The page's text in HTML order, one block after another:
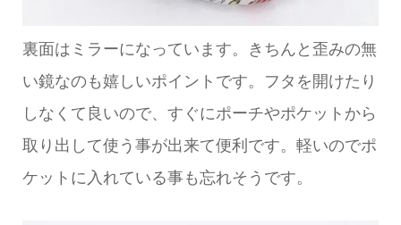
裏面はミラーになっています。きちんと歪みの無
い鏡なのも嬉しいポイントです。フタを開けたり
しなくて良いので、すぐにポーチやポケットから
取り出して使う事が出来て便利です。軽いのでポ
ケットに入れている事も忘れそうです。